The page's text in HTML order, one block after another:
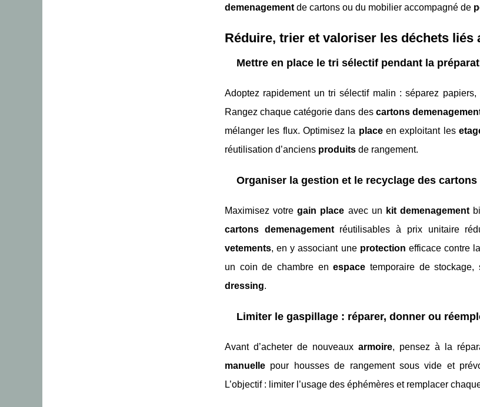
demenagement de cartons ou du mobilier accompagné de
Réduire, trier et valoriser les déchets liés
Mettre en place le tri sélectif pendant la
Adoptez rapidement un tri sélectif malin : séparez
Rangez chaque catégorie dans des cartons
mélanger les flux. Optimisez la placeen exploitant les
réutilisation d’anciens produits de rangement.
Organiser la gestion et le recyclage des
Maximisez votregain place avec un kit demenagement
cartons demenagementréutilisables à prix unitaire
vetements, en y associant une protection efficace contre
un coin de chambre enespace temporaire de
dressing.
Limiter le gaspillage : réparer, donner ou
Avant d’acheter de nouveaux armoire, pensez à la
manuelle pour housses de rangement sous vide et
L’objectif : limiter l’usage des éphémères et remplacer